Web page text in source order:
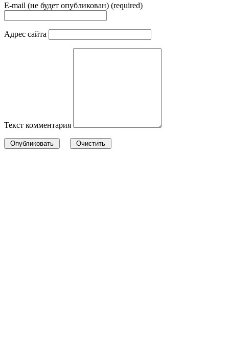
E-mail (не будет опубликован) (required)
Адрес сайта
Текст комментария